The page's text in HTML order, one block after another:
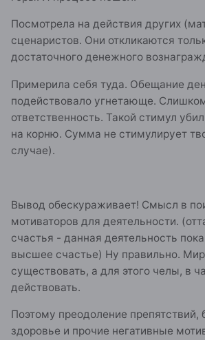
Посмотрела на действия других
сценаристов. Они откликаются
достаточного денежного
Примерила себя туда. Обещание
подействовало угнетающе.
ответственность. Такой стимул
на корню. Сумма не стимулирует
случае).
Вывод обескураживает! Смысл в
мотиваторов для деятельности.
счастья - данная деятельность
высшее счастье) Ну правильно.
существовать, а для этого челы, в
действовать.
Поэтому преодоление препятствий,
здоровье и прочие негативные